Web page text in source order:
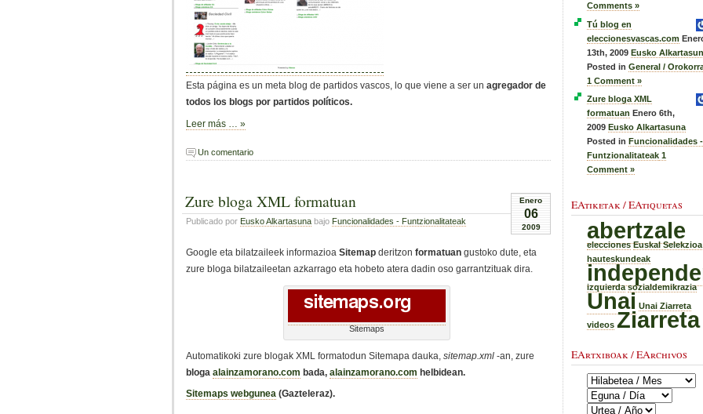
Esta página es un meta blog de partidos vascos, lo que viene a ser un agregador de
todos los blogs por partidos políticos.
Leer más … »
Un comentario
Enero
06
2009
Zure bloga XML formatuan
Publicado por Eusko Alkartasuna bajo Funcionalidades - Funtzionalitateak
Google eta bilatzaileek informazioa Sitemap deritzon formatuan gustoko dute, eta
zure bloga bilatzaileetan azkarrago eta hobeto atera dadin oso garrantzituak dira.
Sitemaps
Automatikoki zure blogak XML formatodun Sitemapa dauka, sitemap.xml -an, zure
bloga alainzamorano.com bada, alainzamorano.com helbidean.
Sitemaps webgunea (Gazteleraz).
Comments »
Tú blog en
eleccionesvascas.com
13th, 2009 Eusko
Posted in General /
1 Comment »
Zure bloga XML
formatuan Enero 6th,
2009 Eusko Alkartasuna
Posted in Funcionalidades -
Funtzionalitateak 1
Comment »
EAtiketak / EAtiquetas
abertzale
elecciones Euskal Selekzioa
hauteskundeak
izquierda sozialdemikrazia
Unai Unai Ziarreta
videos Ziarreta
EArtxiboak / EArchivos